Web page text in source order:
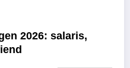
2026: salaris,